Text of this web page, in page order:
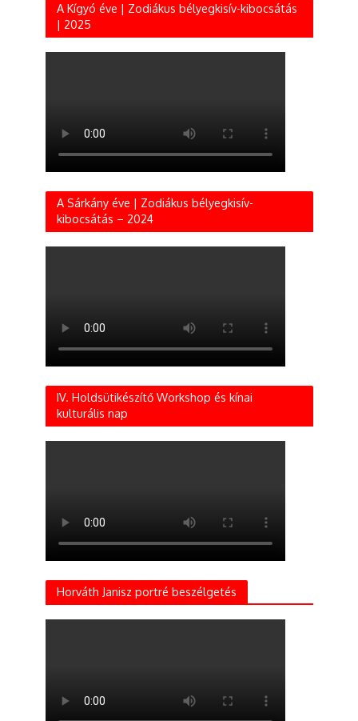
A Kígyó éve | Zodiákus bélyegkisív-kibocsátás
| 2025
A Sárkány éve | Zodiákus bélyegkisív-
kibocsátás – 2024
IV. Holdsütikészítő Workshop és kínai
kulturális nap
Horváth Janisz portré beszélgetés